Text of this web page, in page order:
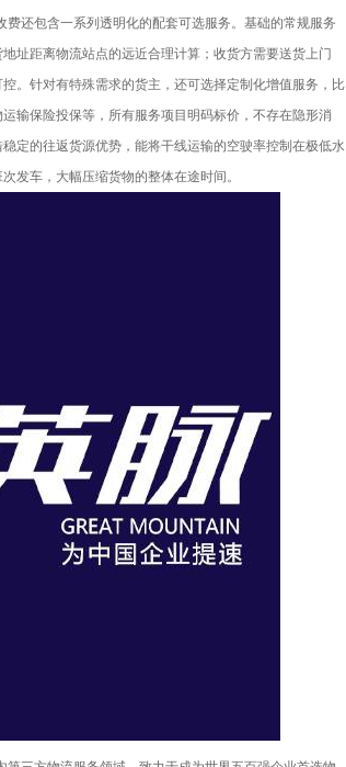
还包含一系列透明化的配套可选服务。基础的常规服务
址距离物流站点的远近合理计算；收货方需要送货上门
。针对有特殊需求的货主，还可选择定制化增值服务，比
输保险投保等，所有服务项目明码标价，不存在隐形消
定的往返货源优势，能将干线运输的空驶率控制在极低水
发车，大幅压缩货物的整体在途时间。